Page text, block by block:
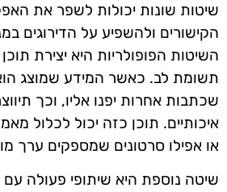
שיטות שונות יכולות לשפר את
הקישורים ולהשפיע על הדירוגים
השיטות הפופולריות היא יצירת
תשומת לב. כאשר המידע שמוצג הוא
שכתבות אחרות יפנו אליו, וכך
איכותיים. תוכן כזה יכול לכלול
או אפילו סרטונים שמספקים ערך
שיטה נוספת היא שיתופי פעולה עם